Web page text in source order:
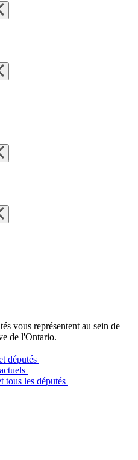
vous représentent au sein de
de l'Ontario.
députés
tous les députés